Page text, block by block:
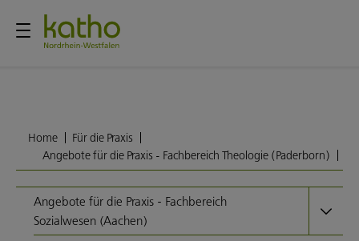
Home
Für die Praxis
Angebote für die Praxis - Fachbereich Theologie (Paderborn)
Angebote für die Praxis - Fachbereich
Sozialwesen (Aachen)